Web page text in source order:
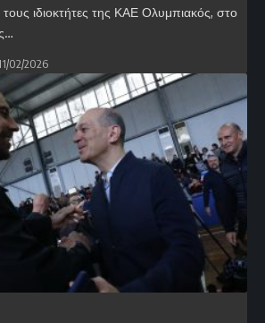
τους ιδιοκτήτες της ΚΑΕ Ολυμπιακός, στο
02/2026